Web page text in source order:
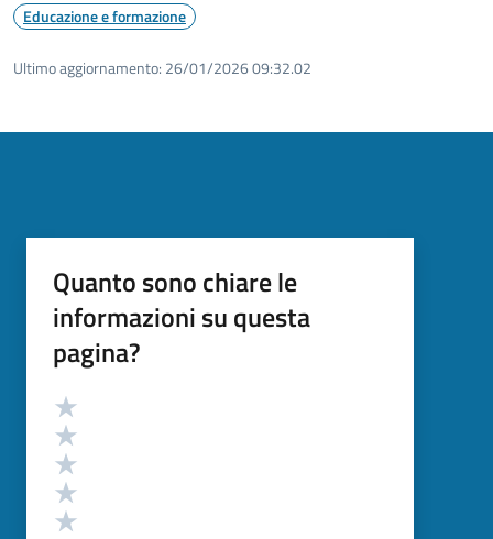
Educazione e formazione
Ultimo aggiornamento: 26/01/2026 09:32.02
Quanto sono chiare le
informazioni su questa
pagina?
Valutazione